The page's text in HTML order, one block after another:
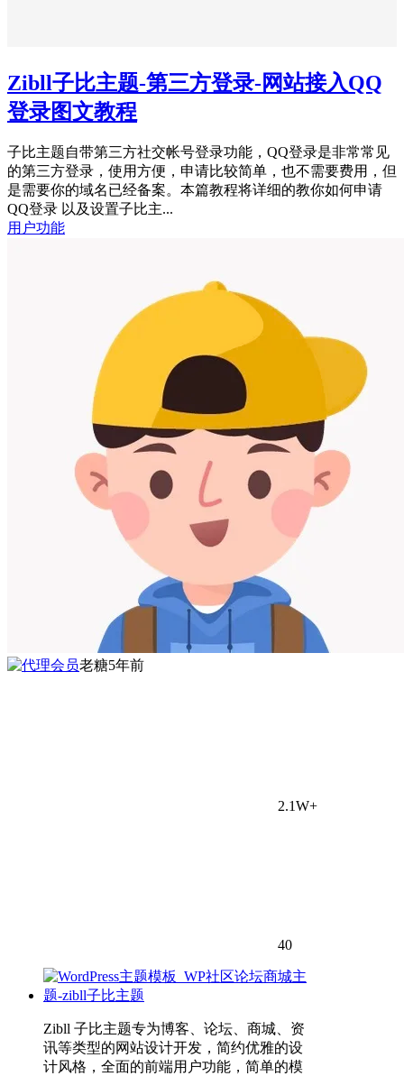
Zibll子比主题-第三方登录-网站接入QQ
登录图文教程
子比主题自带第三方社交帐号登录功能，QQ登录是非常常见
的第三方登录，使用方便，申请比较简单，也不需要费用，但
是需要你的域名已经备案。本篇教程将详细的教你如何申请
QQ登录 以及设置子比主...
用户功能
老糖5年前
2.1W+
40
Zibll 子比主题专为博客、论坛、商城、资
讯等类型的网站设计开发，简约优雅的设
计风格，全面的前端用户功能，简单的模